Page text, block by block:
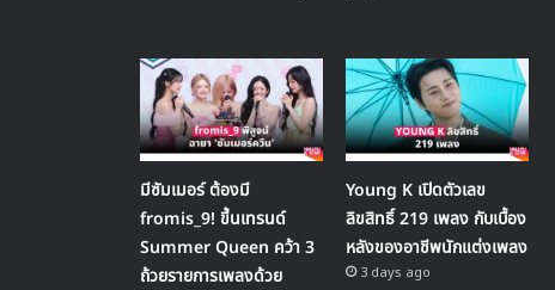
มีซัมเมอร์ ต้องมี
fromis_9! ขึ้นเทรนด์
Summer Queen คว้า 3
ถ้วยรายการเพลงด้วย
Young K เปิดตัวเลข
ลิขสิทธิ์ 219 เพลง กับเบื้อง
หลังของอาชีพนักแต่งเพลง
3 days ago